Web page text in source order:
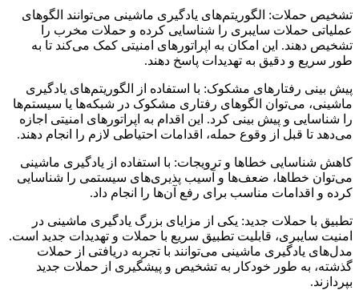
تشخیص حملات: الگوریتم‌های یادگیری ماشینی می‌توانند الگوهای
عملیاتی حملات سایبری را شناسایی کرده و حملات مخرب را
تشخیص دهند. این امکان به اپراتورهای امنیتی کمک می‌کند تا به
طور سریع و دقیق به تهدیدات پاسخ دهند.
پیش‌ بینی رفتارهای مشکوک: با استفاده از الگوریتم‌های یادگیری
ماشینی، می‌توان الگوهای رفتاری مشکوک در شبکه‌ها یا سیستم‌ها
را شناسایی و پیش‌ بینی کرد. این اقدام به اپراتورهای امنیتی اجازه
می‌دهد تا قبل از وقوع حمله، اقدامات احتیاطی لازم را انجام دهند.
کاهش شناسایی خطاها و ترویجات: با استفاده از یادگیری ماشینی
می‌توان خطاها، ضعف‌ها و آسیب‌ پذیری‌های سیستمی را شناسایی
کرده و اقدامات مناسب برای رفع آن‌ها را انجام داد.
تطبیق با حملات جدید: یکی از مزایای بزرگ یادگیری ماشینی در
امنیت سایبری، قابلیت تطبیق سریع با حملات و تهدیدات جدید است.
مدل‌های یادگیری ماشینی می‌توانند با تجربه دریافتی از حملات
گذشته، به طور خودکار به تشخیص و پیشگیری از حملات جدید
بپردازند.